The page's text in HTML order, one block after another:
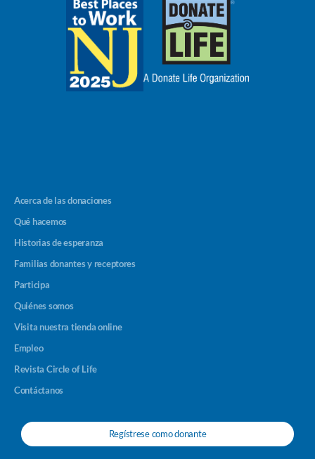
Acerca de las donaciones
Qué hacemos
Historias de esperanza
Familias donantes y receptores
Participa
Quiénes somos
Visita nuestra tienda online
Empleo
Revista Circle of Life
Contáctanos
Regístrese como donante